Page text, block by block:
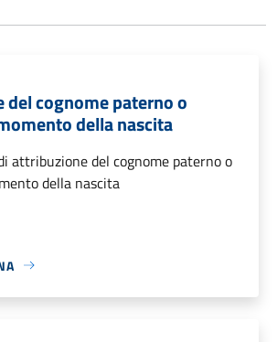
cognome paterno o
della nascita
attribuzione del cognome paterno o
della nascita